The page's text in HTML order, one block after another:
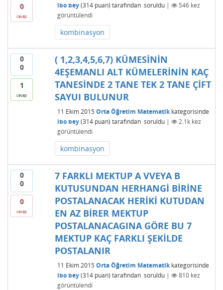
0
cevap
ibo bey (314puan) tarafından soruldu | 546kez
görüntülendi
kombinasyon
0
0
1
cevap
( 1,2,3,4,5,6,7) KÜMESİNİN
4EŞEMANLI ALT KÜMELERİNİN KAÇ
TANESİNDE 2 TANE TEK 2 TANE ÇİFT
SAYUI BULUNUR
11 Ekim 2015 Orta Öğretim Matematikkategorisinde
ibo bey (314puan) tarafından soruldu | 2.1kkez
görüntülendi
kombinasyon
0
0
0
cevap
7 FARKLI MEKTUP A VVEYA B
KUTUSUNDAN HERHANGİ BİRİNE
POSTALANACAK HERİKİ KUTUDAN
EN AZ BİRER MEKTUP
POSTALANACAGINA GÖRE BU 7
MEKTUP KAÇ FARKLI ŞEKİLDE
POSTALANIR
11 Ekim 2015 Orta Öğretim Matematikkategorisinde
ibo bey (314puan) tarafından soruldu | 810kez
görüntülendi